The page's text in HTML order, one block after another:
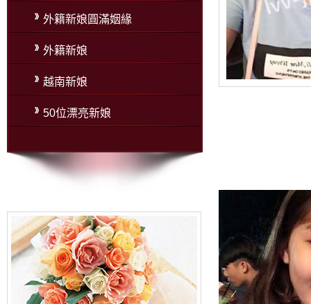
外籍新娘圓滿姻緣
外籍新娘
越南新娘
50位漂亮新娘